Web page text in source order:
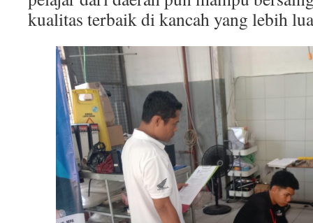
kualitas terbaik di kancah yang lebih